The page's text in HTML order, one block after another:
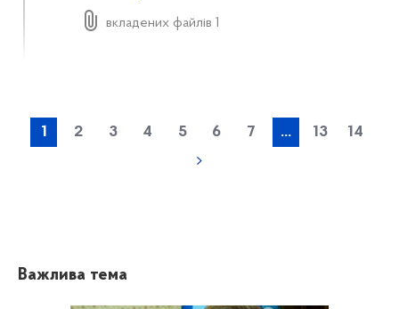
вкладених файлів 1
1 2 3 4 5 6 7 ... 13 14
Важлива тема